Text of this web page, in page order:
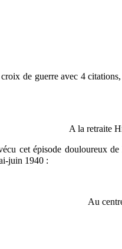
de guerre avec 4
A la retraite
cet épisode douloureux
juin 1940 :
Au